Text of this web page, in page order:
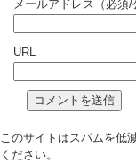
メールアドレス（必須
URL
このサイトはスパムを低
ください。